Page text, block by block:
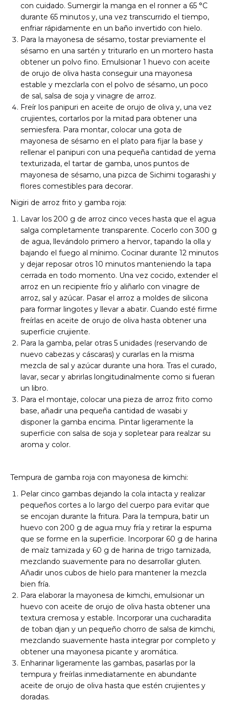
con cuidado. Sumergir la manga en el ronner a 65 °C
durante 65 minutos y, una vez transcurrido el tiempo,
enfriar rápidamente en un baño invertido con hielo.
Para la mayonesa de sésamo, tostar previamente el
sésamo en una sartén y triturarlo en un mortero hasta
obtener un polvo fino. Emulsionar 1 huevo con aceite
de orujo de oliva hasta conseguir una mayonesa
estable y mezclarla con el polvo de sésamo, un poco
de sal, salsa de soja y vinagre de arroz.
Freír los panipuri en aceite de orujo de oliva y, una vez
crujientes, cortarlos por la mitad para obtener una
semiesfera. Para montar, colocar una gota de
mayonesa de sésamo en el plato para fijar la base y
rellenar el panipuri con una pequeña cantidad de yema
texturizada, el tartar de gamba, unos puntos de
mayonesa de sésamo, una pizca de Sichimi togarashi y
flores comestibles para decorar.
Nigiri de arroz frito y gamba roja:
Lavar los 200 g de arroz cinco veces hasta que el agua
salga completamente transparente. Cocerlo con 300 g
de agua, llevándolo primero a hervor, tapando la olla y
bajando el fuego al mínimo. Cocinar durante 12 minutos
y dejar reposar otros 10 minutos manteniendo la tapa
cerrada en todo momento. Una vez cocido, extender el
arroz en un recipiente frío y aliñarlo con vinagre de
arroz, sal y azúcar. Pasar el arroz a moldes de silicona
para formar lingotes y llevar a abatir. Cuando esté firme
freírlas en aceite de orujo de oliva hasta obtener una
superficie crujiente.
Para la gamba, pelar otras 5 unidades (reservando de
nuevo cabezas y cáscaras) y curarlas en la misma
mezcla de sal y azúcar durante una hora. Tras el curado,
lavar, secar y abrirlas longitudinalmente como si fueran
un libro.
Para el montaje, colocar una pieza de arroz frito como
base, añadir una pequeña cantidad de wasabi y
disponer la gamba encima. Pintar ligeramente la
superficie con salsa de soja y sopletear para realzar su
aroma y color.
Tempura de gamba roja con mayonesa de kimchi:
Pelar cinco gambas dejando la cola intacta y realizar
pequeños cortes a lo largo del cuerpo para evitar que
se encojan durante la fritura. Para la tempura, batir un
huevo con 200 g de agua muy fría y retirar la espuma
que se forme en la superficie. Incorporar 60 g de harina
de maíz tamizada y 60 g de harina de trigo tamizada,
mezclando suavemente para no desarrollar gluten.
Añadir unos cubos de hielo para mantener la mezcla
bien fría.
Para elaborar la mayonesa de kimchi, emulsionar un
huevo con aceite de orujo de oliva hasta obtener una
textura cremosa y estable. Incorporar una cucharadita
de toban djan y un pequeño chorro de salsa de kimchi,
mezclando suavemente hasta integrar por completo y
obtener una mayonesa picante y aromática.
Enharinar ligeramente las gambas, pasarlas por la
tempura y freírlas inmediatamente en abundante
aceite de orujo de oliva hasta que estén crujientes y
doradas.